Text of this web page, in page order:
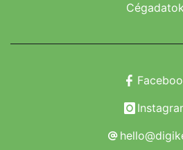
Cégadatok